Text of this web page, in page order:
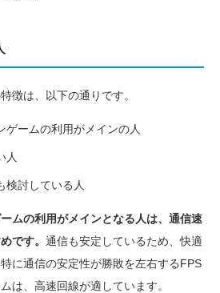
徴は、以下の通りです。
ゲームの利用がメインの人
人
検討している人
ムの利用がメインとなる人は、通信速
です。 通信も安定しているため、快適
に通信の安定性が勝敗を左右するFPS
は、高速回線が適しています。